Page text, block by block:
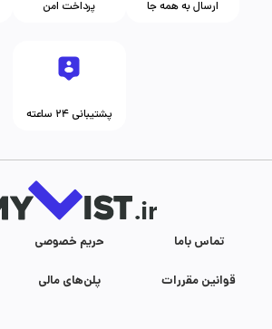
پرداخت امن ارسال به همه جا
پشتیبانی ۲۴ ساعته
حریم خصوصی تماس با‌ما
پلن‌های مالی قوانین مقررات